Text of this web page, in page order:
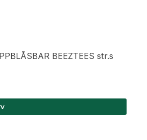
BEEZTEES str.s